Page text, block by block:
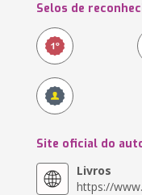
Selos de
Site oficial do
Livros
https://